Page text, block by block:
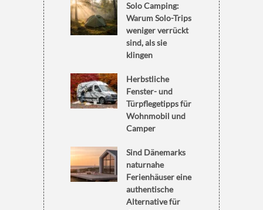
Solo Camping:
Warum Solo-Trips
weniger verrückt
sind, als sie
klingen
Herbstliche
Fenster- und
Türpflegetipps für
Wohnmobil und
Camper
Sind Dänemarks
naturnahe
Ferienhäuser eine
authentische
Alternative für